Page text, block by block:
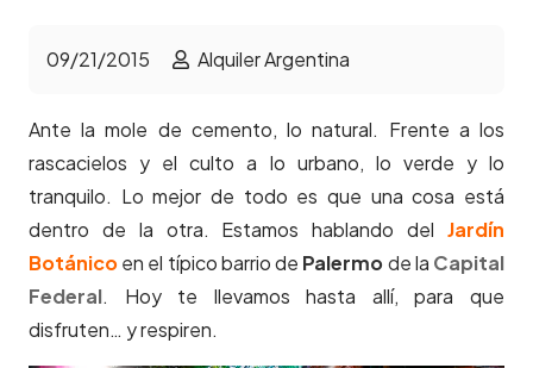
09/21/2015 Alquiler Argentina
Ante la mole de cemento, lo natural. Frente a los
rascacielos y el culto a lo urbano, lo verde y lo
tranquilo. Lo mejor de todo es que una cosa está
dentro de la otra. Estamos hablando del Jardín
Botánicoen el típico barrio de Palermode la Capital
Federal. Hoy te llevamos hasta allí, para que
disfruten… y respiren.